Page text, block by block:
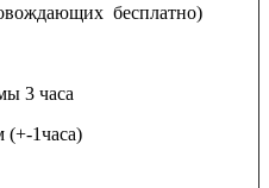
бесплатно)
3 часа
(+-1часа)